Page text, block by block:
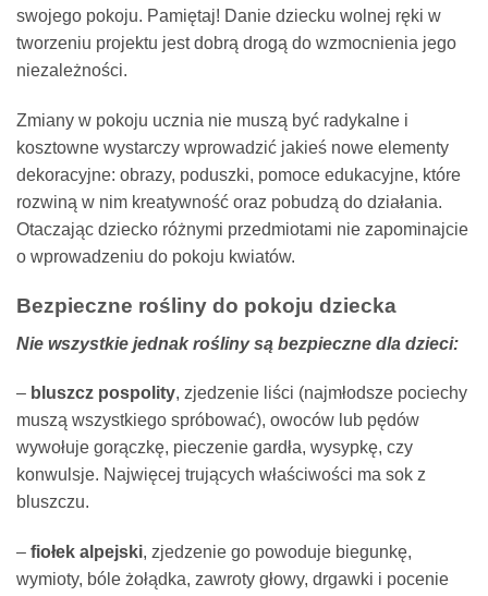
swojego pokoju. Pamiętaj! Danie dziecku wolnej ręki w
tworzeniu projektu jest dobrą drogą do wzmocnienia jego
niezależności.
Zmiany w pokoju ucznia nie muszą być radykalne i
kosztowne wystarczy wprowadzić jakieś nowe elementy
dekoracyjne: obrazy, poduszki, pomoce edukacyjne, które
rozwiną w nim kreatywność oraz pobudzą do działania.
Otaczając dziecko różnymi przedmiotami nie zapominajcie
o wprowadzeniu do pokoju kwiatów.
Bezpieczne rośliny do pokoju dziecka
Nie wszystkie jednak rośliny są bezpieczne dla dzieci:
– bluszcz pospolity, zjedzenie liści (najmłodsze pociechy
muszą wszystkiego spróbować), owoców lub pędów
wywołuje gorączkę, pieczenie gardła, wysypkę, czy
konwulsje. Najwięcej trujących właściwości ma sok z
bluszczu.
– fiołek alpejski, zjedzenie go powoduje biegunkę,
wymioty, bóle żołądka, zawroty głowy, drgawki i pocenie